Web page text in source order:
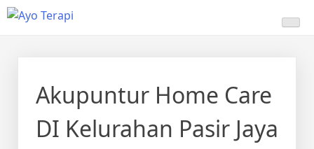
Skip
Ayo Terapi
Homecare Akupunktur
Akupuntur Home Care
DI Kelurahan Pasir Jaya